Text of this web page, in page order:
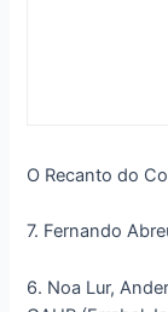
O Recanto do
7. Fernando
6. Noa Lur,